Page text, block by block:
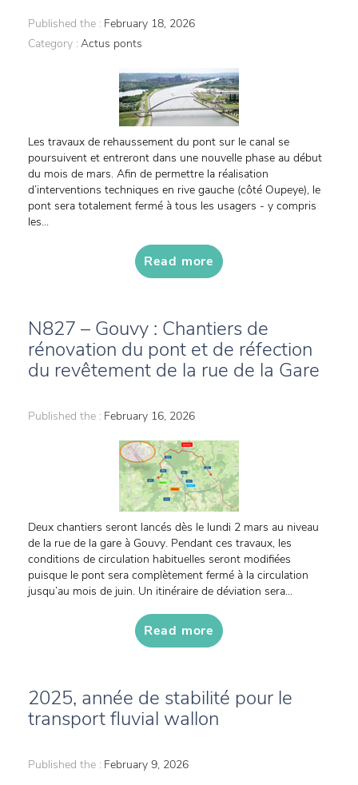
Published the : February 18, 2026
Category : Actus ponts
Les travaux de rehaussement du pont sur le canal se
poursuivent et entreront dans une nouvelle phase au début
du mois de mars. Afin de permettre la réalisation
d’interventions techniques en rive gauche (côté Oupeye), le
pont sera totalement fermé à tous les usagers - y compris
les...
Read more
N827 – Gouvy : Chantiers de
rénovation du pont et de réfection
du revêtement de la rue de la Gare
Published the : February 16, 2026
Deux chantiers seront lancés dès le lundi 2 mars au niveau
de la rue de la gare à Gouvy. Pendant ces travaux, les
conditions de circulation habituelles seront modifiées
puisque le pont sera complètement fermé à la circulation
jusqu’au mois de juin. Un itinéraire de déviation sera...
Read more
2025, année de stabilité pour le
transport fluvial wallon
Published the : February 9, 2026